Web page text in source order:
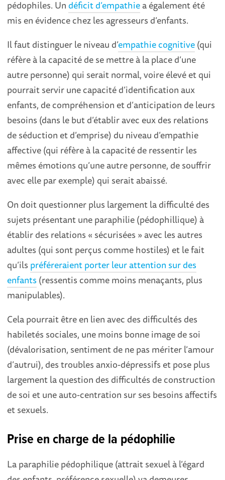
pédophiles. Un déficit d’empathiea également été
mis en évidence chez les agresseurs d’enfants.
Il faut distinguer le niveau d’empathie cognitive(qui
réfère à la capacité de se mettre à la place d’une
autre personne) qui serait normal, voire élevé et qui
pourrait servir une capacité d’identification aux
enfants, de compréhension et d’anticipation de leurs
besoins (dans le but d’établir avec eux des relations
de séduction et d’emprise) du niveau d’empathie
affective (qui réfère à la capacité de ressentir les
mêmes émotions qu’une autre personne, de souffrir
avec elle par exemple) qui serait abaissé.
On doit questionner plus largement la difficulté des
sujets présentant une paraphilie (pédophillique) à
établir des relations « sécurisées » avec les autres
adultes (qui sont perçus comme hostiles) et le fait
qu’ils préféreraient porter leur attention sur des
enfants (ressentis comme moins menaçants, plus
manipulables).
Cela pourrait être en lien avec des difficultés des
habiletés sociales, une moins bonne image de soi
(dévalorisation, sentiment de ne pas mériter l’amour
d’autrui), des troubles anxio-dépressifs et pose plus
largement la question des difficultés de construction
de soi et une auto-centration sur ses besoins affectifs
et sexuels.
Prise en charge de la pédophilie
La paraphilie pédophilique (attrait sexuel à l’égard